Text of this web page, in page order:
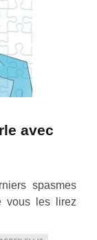
avec
spasmes
vous les lirez